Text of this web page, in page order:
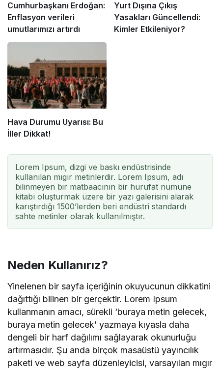
Cumhurbaşkanı Erdoğan:
Enflasyon verileri
umutlarımızı artırdı
Yurt Dışına Çıkış
Yasakları Güncellendi:
Kimler Etkileniyor?
Hava Durumu Uyarısı: Bu
İller Dikkat!
Lorem Ipsum, dizgi ve baskı endüstrisinde
kullanılan mıgır metinlerdir. Lorem Ipsum, adı
bilinmeyen bir matbaacının bir hurufat numune
kitabı oluşturmak üzere bir yazı galerisini alarak
karıştırdığı 1500’lerden beri endüstri standardı
sahte metinler olarak kullanılmıştır.
Neden Kullanırız?
Yinelenen bir sayfa içeriğinin okuyucunun dikkatini
dağıttığı bilinen bir gerçektir. Lorem Ipsum
kullanmanın amacı, sürekli ‘buraya metin gelecek,
buraya metin gelecek’ yazmaya kıyasla daha
dengeli bir harf dağılımı sağlayarak okunurluğu
artırmasıdır. Şu anda birçok masaüstü yayıncılık
paketi ve web sayfa düzenleyicisi, varsayılan mıgır